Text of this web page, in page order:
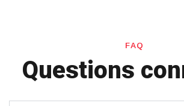
FAQ
Questions